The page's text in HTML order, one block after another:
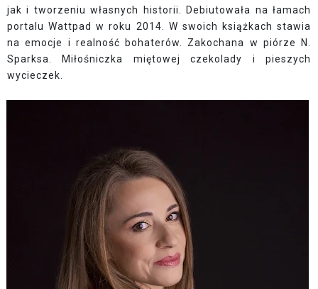
jak i tworzeniu własnych historii. Debiutowała na łamach
portalu Wattpad w roku 2014. W swoich książkach stawia
na emocje i realność bohaterów. Zakochana w piórze N.
Sparksa. Miłośniczka miętowej czekolady i pieszych
wycieczek.